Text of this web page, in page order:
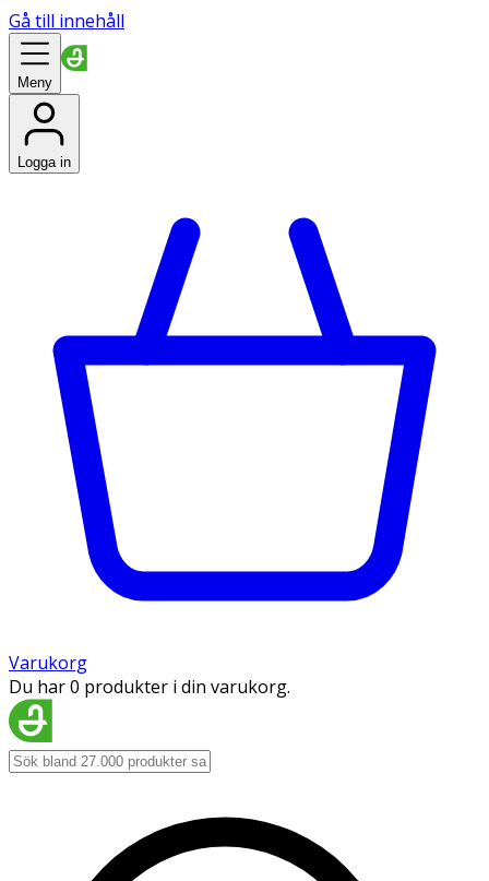
Gå till innehåll
Meny
Logga in
Varukorg
Du har 0 produkter i din varukorg.